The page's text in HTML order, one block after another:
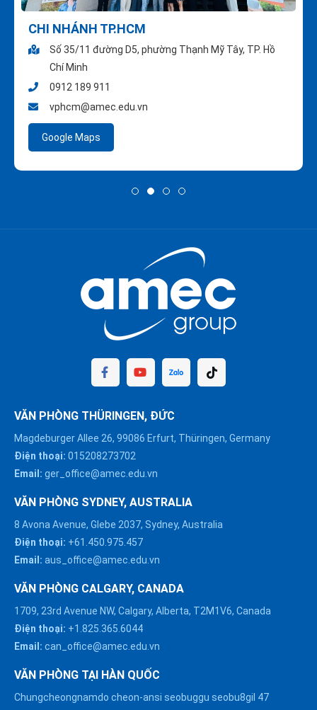
CHI NHÁNH TP.HCM
Số 35/11 đường D5, phường Thạnh Mỹ Tây, TP. Hồ
Chí Minh
0912 189 911
vphcm@amec.edu.vn
Google Maps
VĂN PHÒNG THÜRINGEN, ĐỨC
Magdeburger Allee 26, 99086 Erfurt, Thüringen, Germany
Điện thoại: 015208273702
Email: ger_office@amec.edu.vn
VĂN PHÒNG SYDNEY, AUSTRALIA
8 Avona Avenue, Glebe 2037, Sydney, Australia
Điện thoại: +61.450.975.457
Email: aus_office@amec.edu.vn
VĂN PHÒNG CALGARY, CANADA
1709, 23rd Avenue NW, Calgary, Alberta, T2M1V6, Canada
Điện thoại: +1.825.365.6044
Email: can_office@amec.edu.vn
VĂN PHÒNG TẠI HÀN QUỐC
Chungcheongnamdo cheon-ansi seobuggu seobu8gil 47